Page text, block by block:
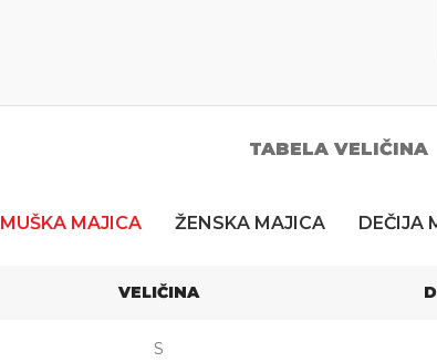
TABELA VELIČINA
MUŠKA MAJICA ŽENSKA MAJICA DEČIJA
VELIČINA
S